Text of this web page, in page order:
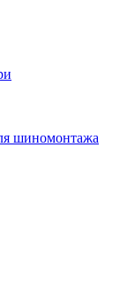
шиномонтажа